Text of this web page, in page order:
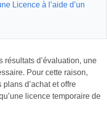
Licence à l’aide d’un
résultats d’évaluation, une
Pour cette raison,
d’achat et offre
licence temporaire de